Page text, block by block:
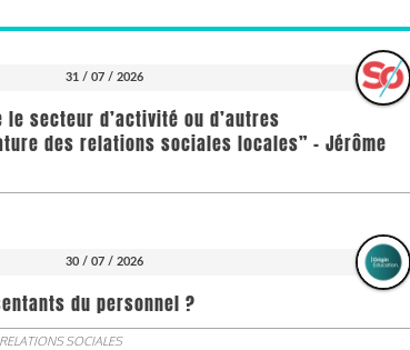
31 / 07 / 2026
secteur d’activité ou d’autres
des relations sociales locales” - Jérôme
30 / 07 / 2026
du personnel ?
RELATIONS SOCIALES